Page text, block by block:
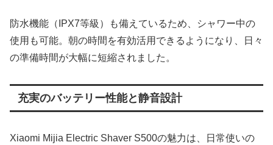
防水機能（IPX7等級）も備えているため、シャワー中の
使用も可能。朝の時間を有効活用できるようになり、日々
の準備時間が大幅に短縮されました。
充実のバッテリー性能と静音設計
Xiaomi Mijia Electric Shaver S500の魅力は、日常使いの